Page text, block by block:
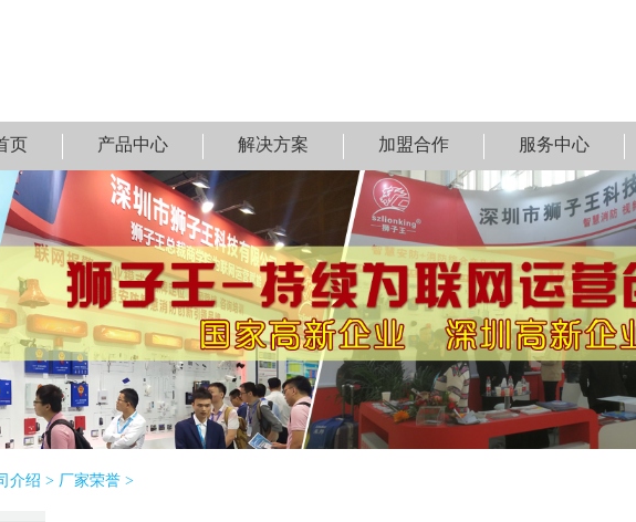
页 产品中心 解决方案 加盟合作 服务中心
介绍 > 厂家荣誉 >